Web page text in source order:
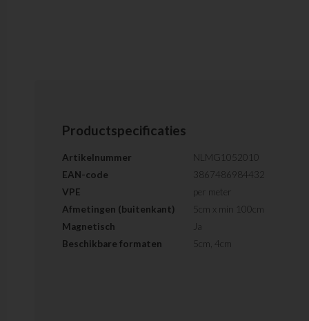
Productspecificaties
Artikelnummer
NLMG1052010
EAN-code
3867486984432
VPE
per meter
Afmetingen (buitenkant)
5cm x min 100cm
Magnetisch
Ja
Beschikbare formaten
5cm, 4cm